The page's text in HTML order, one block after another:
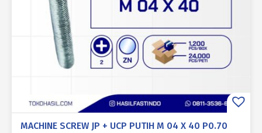
MACHINE SCREW JP + UCP PUTIH M 04 X 40 P0.70